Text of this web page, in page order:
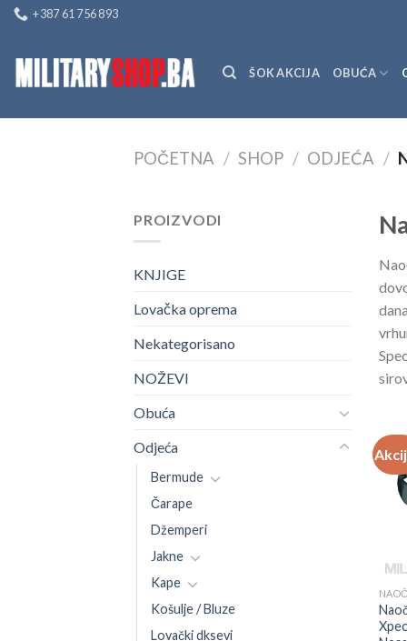
Skip
content
+387 61 756 893
ŠOK AKCIJA OBUĆA
POČETNA / SHOP / ODJEĆA /
PROIZVODI
KNJIGE
Lovačka oprema
Nekategorisano
NOŽEVI
Obuća
Odjeća
Bermude
Čarape
Džemperi
Jakne
Kape
Košulje / Bluze
Lovački dksevi